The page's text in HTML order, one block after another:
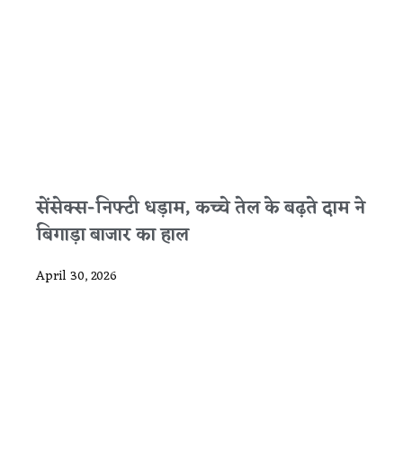
सेंसेक्स-निफ्टी धड़ाम, कच्चे तेल के बढ़ते दाम ने
बिगाड़ा बाजार का हाल
April 30, 2026